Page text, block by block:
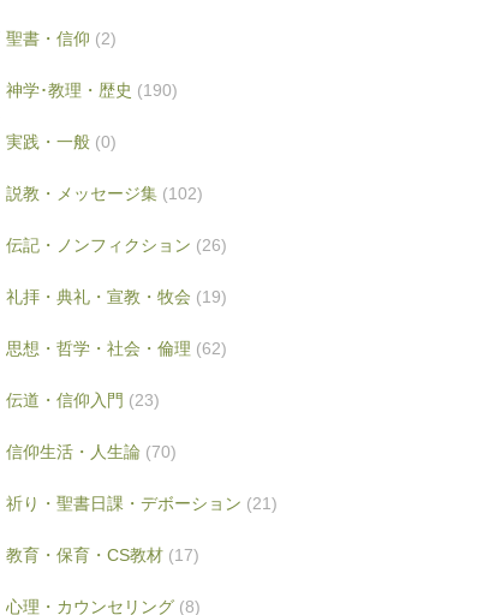
聖書・信仰 (2)
神学･教理・歴史 (190)
実践・一般 (0)
説教・メッセージ集 (102)
伝記・ノンフィクション (26)
礼拝・典礼・宣教・牧会 (19)
思想・哲学・社会・倫理 (62)
伝道・信仰入門 (23)
信仰生活・人生論 (70)
祈り・聖書日課・デボーション (21)
教育・保育・CS教材 (17)
心理・カウンセリング (8)